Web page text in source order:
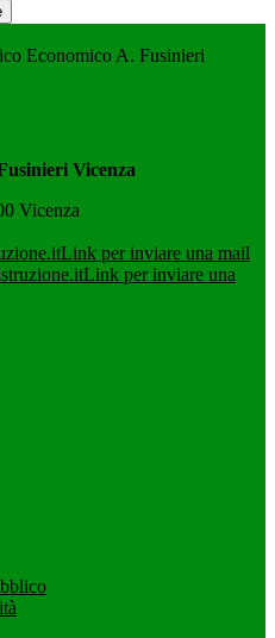
Economico A. Fusinieri
Vicenza
Vicenza
Link per inviare una mail
Link per inviare una